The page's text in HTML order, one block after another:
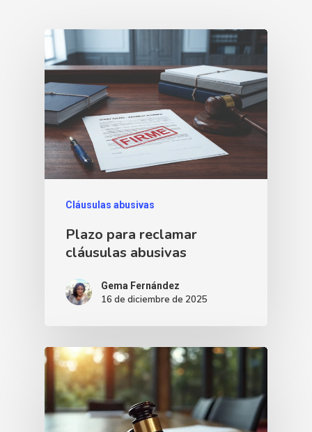
Cláusulas abusivas
Plazo para reclamar
cláusulas abusivas
Gema Fernández
16 de diciembre de 2025